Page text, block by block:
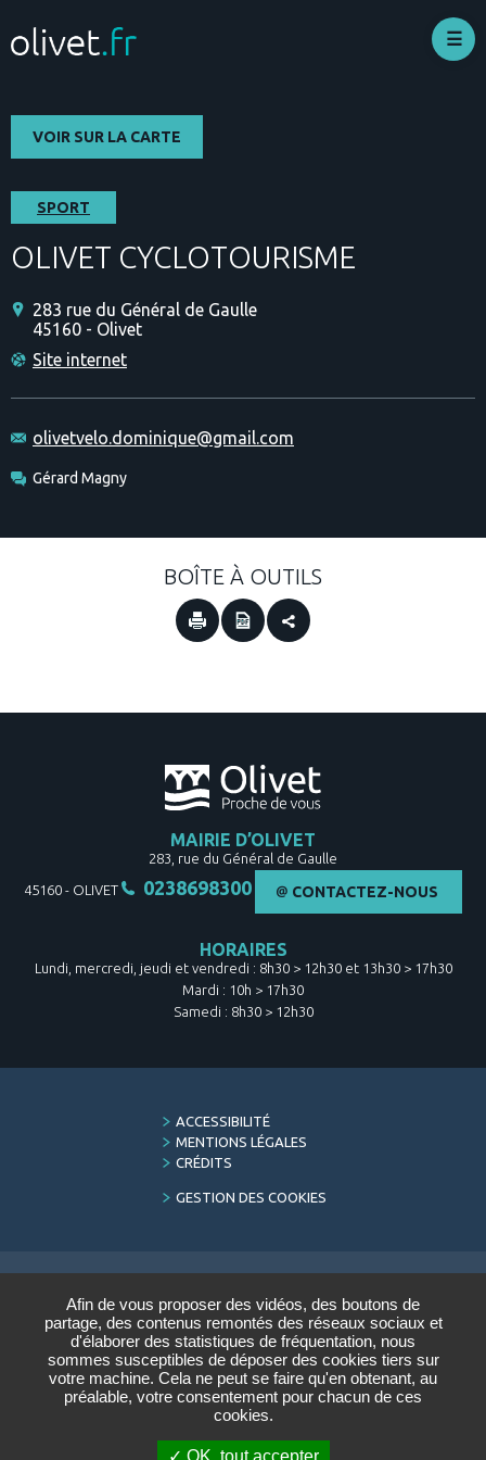
Afin de vous proposer des vidéos, des boutons de
partage, des contenus remontés des réseaux sociaux et
d'élaborer des statistiques de fréquentation, nous
sommes susceptibles de déposer des cookies tiers sur
votre machine. Cela ne peut se faire qu'en obtenant, au
préalable, votre consentement pour chacun de ces
cookies.
OK, tout accepter
contenu
principal
VOIR SUR LA CARTE
SPORT
OLIVET CYCLOTOURISME
283 rue du Général de Gaulle
45160 - Olivet
Site internet
olivetvelo.dominique@gmail.com
Gérard Magny
BOÎTE À OUTILS
MAIRIE D’OLIVET
283, rue du Général de Gaulle
45160 - OLIVET 0238698300 CONTACTEZ-NOUS
HORAIRES
Lundi, mercredi, jeudi et vendredi : 8h30 > 12h30 et 13h30 > 17h30
Mardi : 10h > 17h30
Samedi : 8h30 > 12h30
FOOTER
MENU
ACCESSIBILITÉ
MENTIONS LÉGALES
CRÉDITS
GESTION DES COOKIES
LETTRE D'INFORMATION
DU CONSERVATOIRE
Saisir votre adresse e-mail :